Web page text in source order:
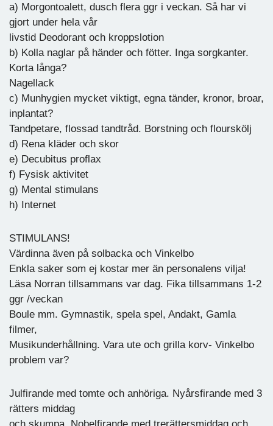
a) Morgontoalett, dusch flera ggr i veckan. Så har vi
gjort under hela vår
livstid Deodorant och kroppslotion
b) Kolla naglar på händer och fötter. Inga sorgkanter.
Korta långa?
Nagellack
c) Munhygien mycket viktigt, egna tänder, kronor, broar,
inplantat?
Tandpetare, flossad tandtråd. Borstning och flourskölj
d) Rena kläder och skor
e) Decubitus proflax
f) Fysisk aktivitet
g) Mental stimulans
h) Internet
STIMULANS!
Värdinna även på solbacka och Vinkelbo
Enkla saker som ej kostar mer än personalens vilja!
Läsa Norran tillsammans var dag. Fika tillsammans 1-2
ggr /veckan
Boule mm. Gymnastik, spela spel, Andakt, Gamla
filmer,
Musikunderhållning. Vara ute och grilla korv- Vinkelbo
problem var?
Julfirande med tomte och anhöriga. Nyårsfirande med 3
rätters middag